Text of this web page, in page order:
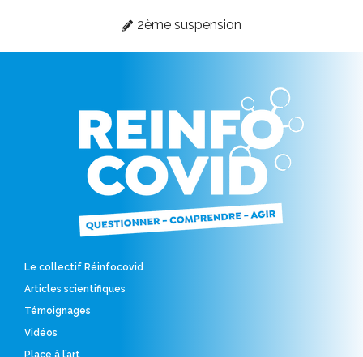
2ème suspension
Le collectif Réinfocovid
Articles scientifiques
Témoignages
Vidéos
Place à l’art